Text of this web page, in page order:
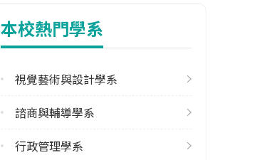
1
113學年度上學期
113學年度下學期
本校熱門學系
視覺藝術與設計學系
諮商與輔導學系
行政管理學系